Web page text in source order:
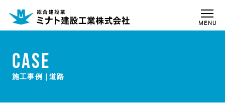
MENU
CASE
道路